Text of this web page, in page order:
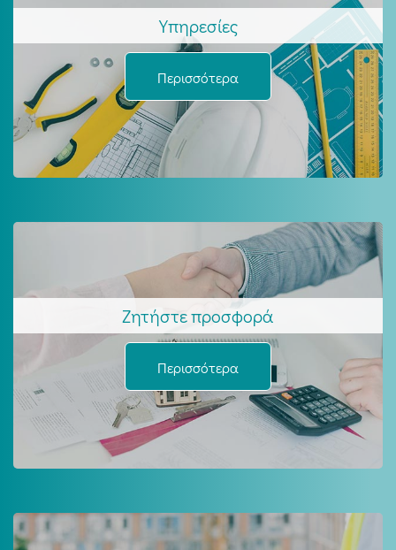
Υπηρεσίες
Περισσότερα
Ζητήστε προσφορά
Περισσότερα